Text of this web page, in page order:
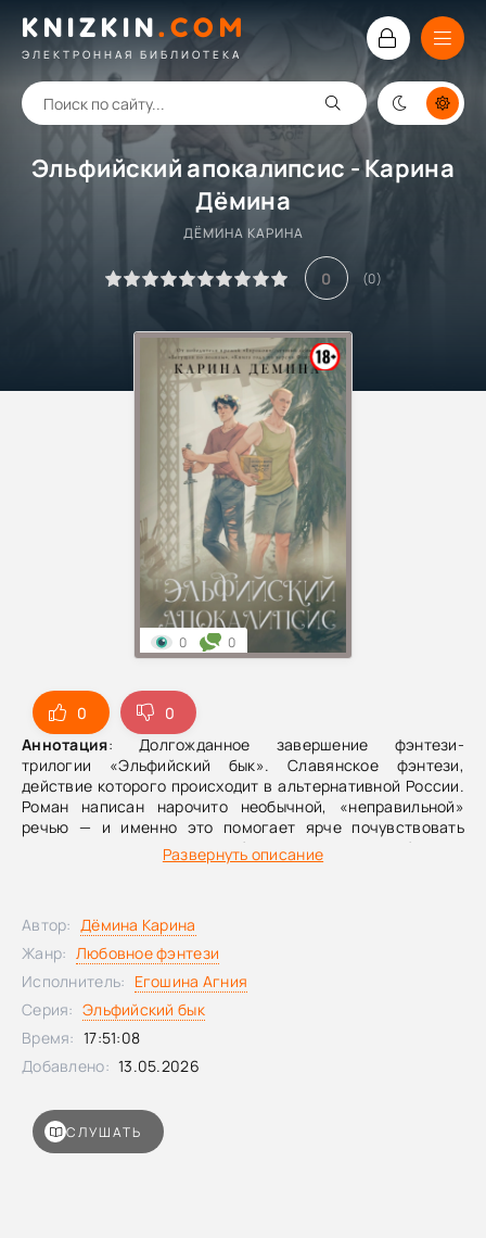
KNIZKIN.COM
ЭЛЕКТРОННАЯ БИБЛИОТЕКА
Эльфийский апокалипсис - Карина
Дёмина
ДЁМИНА КАРИНА
0 (0)
0
0
Аннотация: Долгожданное завершение фэнтези-
трилогии «Эльфийский бык». Славянское фэнтези,
действие которого происходит в альтернативной России.
Роман написан нарочито необычной, «неправильной»
речью — и именно это помогает ярче почувствовать
сказочную страну с до боли узнаваемыми бедами.
Капризные маги, бюрократические игры, безупречные
юмором. А вместе с самобытной магической системой
получается по-настоящему взрывной коктейль. Награды
Карины Деминой: «Еврокон» в номинации «Лучший
дебют» (2013), премия «Бегущая по волнам», финалист
премии «Русский детектив». Древнее зло снова
поднимает голову, но дорогу ему преградят добры
молодцы — и каждому найдется занятие по плечу. Тут и
эльфийский посол, и боевые дояры во главе с дядькой
останутся в стороне и простые участники
всероссийского фестиваля народной песни и пляски «Ай-
люли-люли». Главное — чтобы нашлись те, кто сумеет и
Развернуть описание
0 0
СЛУШАТЬ
Автор: Дёмина Карина
Жанр: Любовное фэнтези
Исполнитель: Егошина Агния
Серия: Эльфийский бык
Время: 17:51:08
Добавлено: 13.05.2026